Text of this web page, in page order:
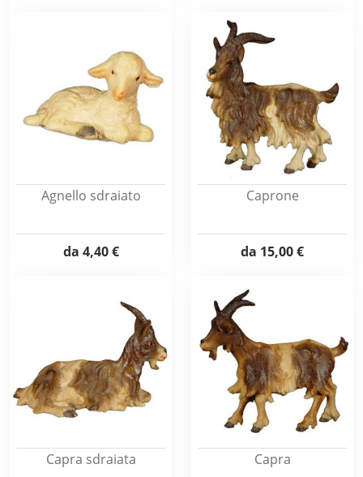
Agnello sdraiato
da 4,40 €
Caprone
da 15,00 €
Capra sdraiata Capra